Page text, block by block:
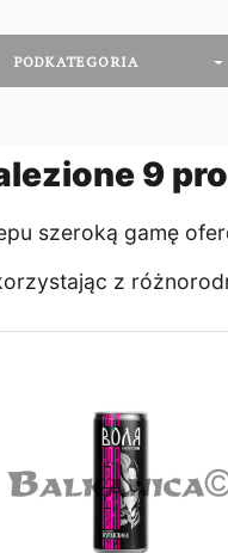
PODKATEGORIA
9
szeroką gamę
z